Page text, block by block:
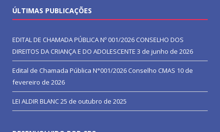
ÚLTIMAS PUBLICAÇÕES
EDITAL DE CHAMADA PÚBLICA Nº 001/2026 CONSELHO DOS
DIREITOS DA CRIANÇA E DO ADOLESCENTE 3 de junho de 2026
Edital de Chamada Pública N°001/2026 Conselho CMAS 10 de
fevereiro de 2026
LEI ALDIR BLANC25 de outubro de 2025